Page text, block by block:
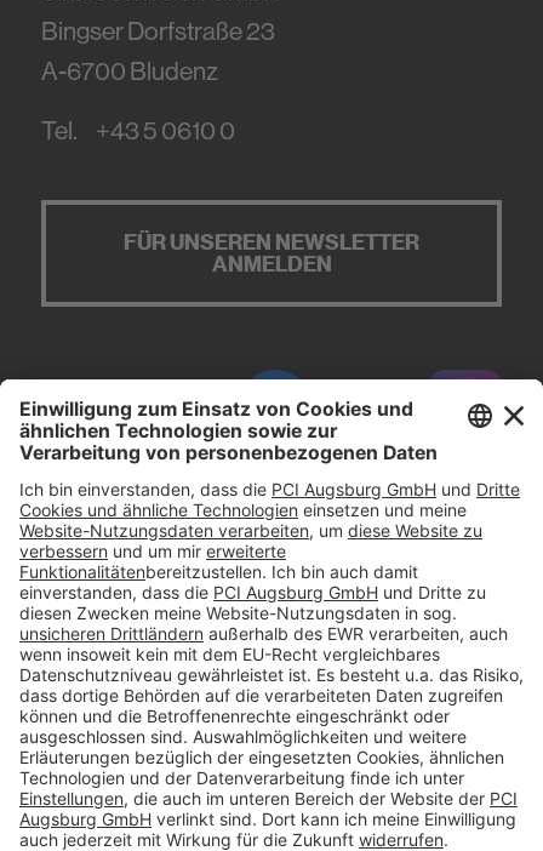
Bingser Dorfstraße 23
A-6700 Bludenz
Tel. +43 5 0610 0
FÜR UNSEREN NEWSLETTER
ANMELDEN
#PCI
Impressum
Datenschutz
AGB
Rechtliche Hinweise
Cookie-Einstellungen öffnen